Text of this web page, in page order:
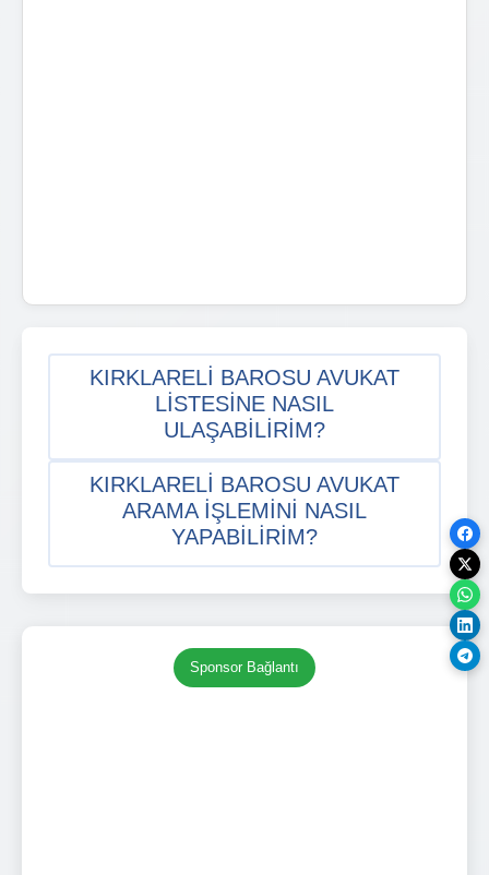
KIRKLARELI BAROSU AVUKAT
LISTESINE NASIL
ULAŞABILIRIM?
KIRKLARELI BAROSU AVUKAT
ARAMA IŞLEMINI NASIL
YAPABILIRIM?
Sponsor Bağlantı